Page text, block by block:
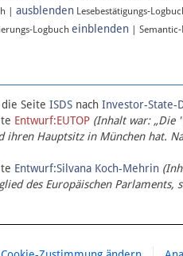
| ausblenden Lesebestätigungs-
Logbuch einblenden |
Seite ISDS nach Investor-State-
Entwurf:EUTOP (Inhalt war: „Die
Hauptsitz in München hat.
Entwurf:Silvana Koch-Mehrin
des Europäischen